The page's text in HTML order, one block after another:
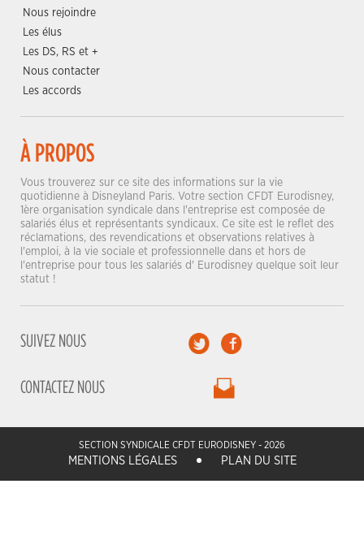
Nous rejoindre
Les élus
Les DS, RS et +
Nous contacter
Les accords
À PROPOS
Vous trouverez sur ce site des informations sur la vie
quotidienne à Disneyland Paris. Votre section CFDT Eurodisney,
1ère organisation syndicale dans l'entreprise est composée de
salariés élus et représentants syndicaux. Ce site est le reflet des
réclamations, des revendications et observations relatives à
l'emploi, à la vie sociale et professionnelle dans et hors de
l'entreprise pour tous les salariés d' Eurodisney quelque soit leur
statut !
SUIVEZ NOUS
CONTACTEZ NOUS
SECTION SYNDICALE CFDT EURODISNEY - 2026
MENTIONS LÉGALES PLAN DU SITE